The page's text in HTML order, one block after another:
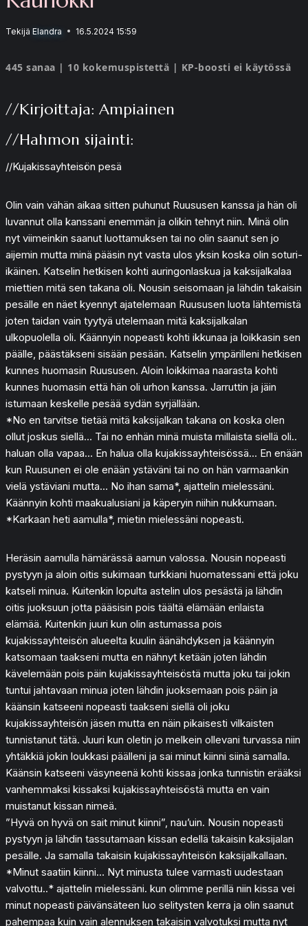
Tekijä Elandra 16.5.2024 15:59
445 sanaa | 10 kokemuspistettä | KP-boosti ei käytössä
//Kirjoittaja: Ampiainen
//Hahmon sijainti:
//Kujakissayhteisön pesä
Olin vain vähän aikaa sitten puhunut Ruususen kanssa ja hän oli
luvannut olla kanssani enemmän ja olikin tehnyt niin. Minä olin
nyt viimeinkin saanut luottamuksen tai no olin saanut sen jo
aijemin mutta minä pääsin nyt vasta ulos yksin koska olin soturi-
ikäinen. Katselin hetkisen kohti auringonlaskua ja kaksijalkalaa
miettien mitä sen takana oli. Nousin seisomaan ja lähdin takaisin
pesälle en näet kyennyt ajatelemaan Ruususen luota lähtemistä
joten taidan vain tyytyä utelemaan mitä kaksijalkalan
ulkopuolella oli. Käännyin nopeasti kohti ikkunaa ja loikkasin sen
päälle, päästäkseni sisään pesään. Katselin ympärilleni hetkisen
kunnes huomasin Ruususen. Aloin loikkimaa naarasta kohti
kunnes huomasin että hän oli urhon kanssa. Jarruttin ja jäin
istumaan keskelle pesää sydän syrjällään.
*No en tarvitse tietää mitä kaksijalkan takana on koska olen
ollut joskus siellä… Tai no enhän minä muista millaista siellä oli..
haluan olla vapaa… En halua olla kujakissayhteisössä… En enään
kun Ruusunen ei ole enään ystäväni tai no on hän varmaankin
vielä ystäviani mutta… No ihan sama*, ajattelin mielessäni.
Käännyin kohti maakualusiani ja käperyin niihin nukkumaan.
*Karkaan heti aamulla*, mietin mielessäni nopeasti.
Heräsin aamulla hämärässä aamun valossa. Nousin nopeasti
pystyyn ja aloin oitis sukimaan turkkiani huomatessani että joku
katseli minua. Kuitenkin lopulta astelin ulos pesästä ja lähdin
oitis juoksuun jotta pääsisin pois täältä elämään erilaista
elämää. Kuitenkin juuri kun olin astumassa pois
kujakissayhteisön alueelta kuulin äänähdyksen ja käännyin
katsomaan taakseni mutta en nähnyt ketään joten lähdin
kävelemään pois päin kujakissayhteisöstä mutta joku tai jokin
tuntui jahtavaan minua joten lähdin juoksemaan pois päin ja
käänsin katseeni nopeasti taakseni siellä oli joku
kujakissayhteisön jäsen mutta en näin pikaisesti vilkaisten
tunnistanut tätä. Juuri kun oletin jo melkein ollevani turvassa niin
yhtäkkiä jokin loukkasi päälleni ja sai minut kiinni siinä samalla.
Käänsin katseeni väsyneenä kohti kissaa jonka tunnistin erääksi
vanhemmaksi kissaksi kujakissayhteisöstä mutta en vain
muistanut kissan nimeä.
”Hyvä on hyvä on sait minut kiinni”, nau’uin. Nousin nopeasti
pystyyn ja lähdin tassutamaan kissan edellä takaisin kaksijalan
pesälle. Ja samalla takaisin kujakissayhteisön kaksijalkallaan.
*Minut saatiin kiinni… Nyt minusta tulee varmasti uudestaan
valvottu..* ajattelin mielessäni. kun olimme perillä niin kissa vei
minut nopeasti päivänsäteen luo selitysten kerra ja olin saanut
pahempaa kuin vain alennuksen takaisin valvotuksi mutta nyt